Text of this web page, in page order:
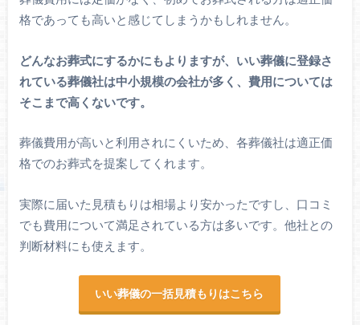
格であっても高いと感じてしまうかもしれません。
どんなお葬式にするかにもよりますが、いい葬儀に登録さ
れている葬儀社は中小規模の会社が多く、費用については
そこまで高くないです。
葬儀費用が高いと利用されにくいため、各葬儀社は適正価
格でのお葬式を提案してくれます。
実際に届いた見積もりは相場より安かったですし、口コミ
でも費用について満足されている方は多いです。他社との
判断材料にも使えます。
いい葬儀の一括見積もりはこちら